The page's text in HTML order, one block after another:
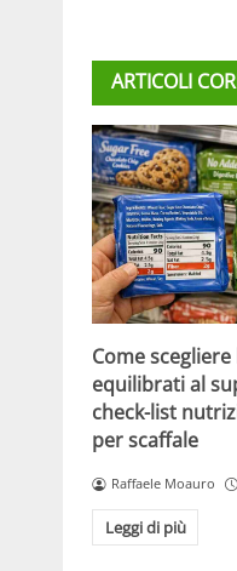
ARTICOLI
Come
equilibrati al
check-list
per scaffale
Raffaele Moauro
Leggi di più